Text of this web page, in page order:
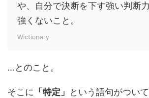
や、自分で決断を下す強い判断
強くないこと。
Wictionary
…とのこと。
そこに 「特定」
という語句がつい